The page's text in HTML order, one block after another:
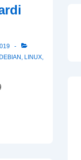
DEBIAN , LINUX,